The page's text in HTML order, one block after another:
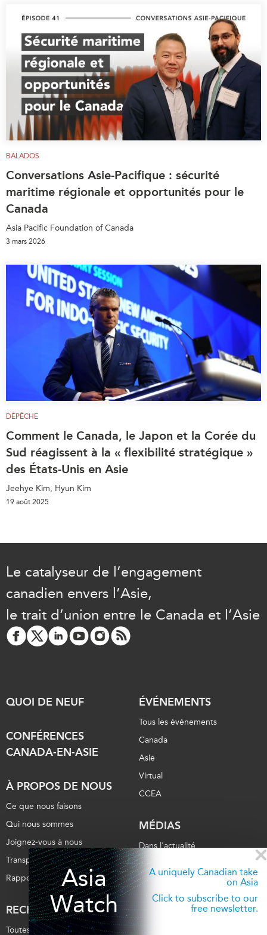
BALADOS
Conversations Asie-Pacifique : sécurité
maritime régionale et opportunités pour le
Canada
Asia Pacific Foundation of Canada
3 mars 2026
DÉPÊCHE
Comment le Canada, le Japon et la Corée du
Sud réagissent à la « flexibilité stratégique »
des États-Unis en Asie
Jeehye Kim, Hyun Kim
19 août 2025
Asia
Watch
A uniquely Canadian take
on Asia
Click to subscribe to our
free newsletter.
Le catalyseur de l’engagement
canadien envers l’Asie,
le trait d’union entre le Canada et l’Asie
QUOI DE NEUF
CONFÉRENCES
CANADA-EN-ASIE
À PROPOS DE NOUS
Ce que nous faisons
Qui nous sommes
Joignez-vous à nous
Transparence
Rapports Annuels
RECHERCHE
Toutes les publications
ÉVÉNEMENTS
Tous les événements
Canada
Asie
Virtual
CCEA
MÉDIAS
Dans l'actualité
Balados
Vidéos
Communiqués